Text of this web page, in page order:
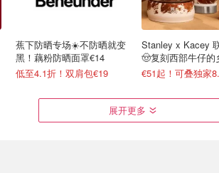
蕉下防晒专场☀️不防晒就变
黑！藕粉防晒面罩€14
低至4.1折！双肩包€19
Stanley x Kacey
🤠复刻西部牛仔的
€51起！可叠独家
展开更多